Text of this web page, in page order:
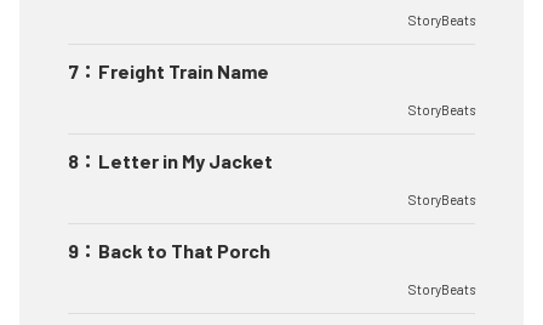
StoryBeats
7 ： Freight Train Name
StoryBeats
8 ： Letter in My Jacket
StoryBeats
9 ： Back to That Porch
StoryBeats